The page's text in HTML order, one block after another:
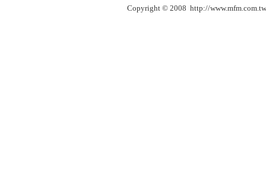
Copyright © 2008 http://